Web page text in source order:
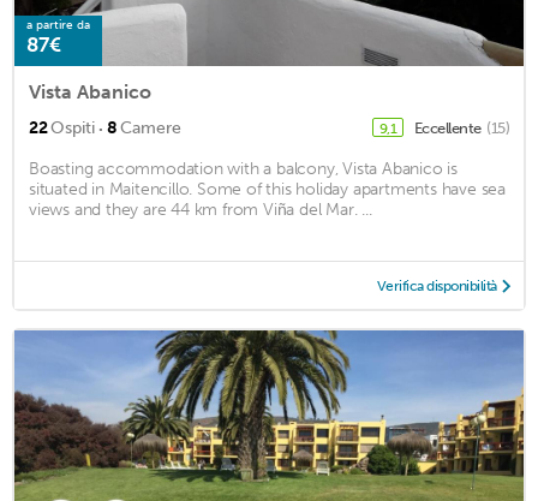
a partire da
87€
Vista Abanico
22Ospiti · 8Camere 9,1 Eccellente (15)
Boasting accommodation with a balcony, Vista Abanico is
situated in Maitencillo. Some of this holiday apartments have sea
views and they are 44 km from Viña del Mar. ...
Verifica disponibilità